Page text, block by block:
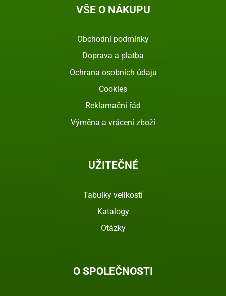
VŠE O NÁKUPU
Obchodní podmínky
Doprava a platba
Ochrana osobních údajů
Cookies
Reklamační řád
Výměna a vrácení zboží
UŽITEČNÉ
Tabulky velikostí
Katalogy
Otázky
O SPOLEČNOSTI